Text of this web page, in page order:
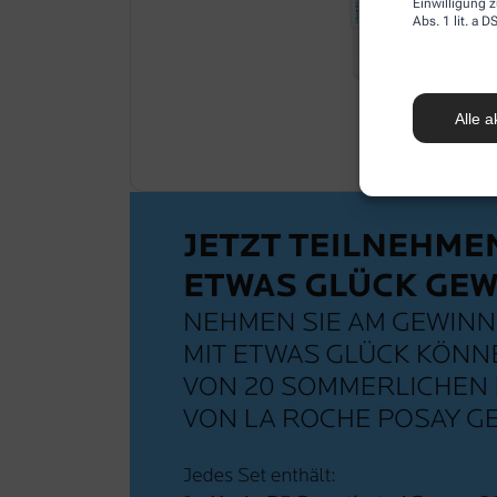
Einwilligung
Abs. 1 lit. a
Alle